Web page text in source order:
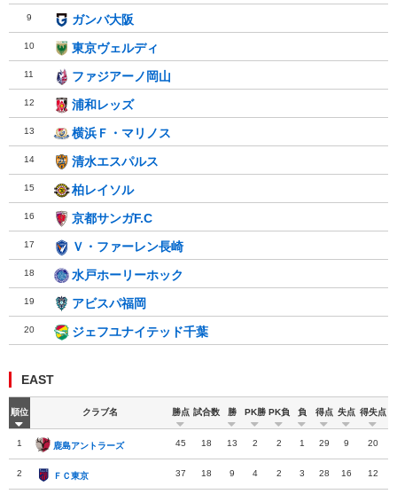
9 ガンバ大阪
ガンバ大阪
10 東京ヴェルディ
東京ヴェルディ
11 ファジアーノ岡山
ファジアーノ岡山
12 浦和レッズ
浦和レッズ
13 横浜Ｆ・マリノス
横浜Ｆ・マリノス
14 清水エスパルス
清水エスパルス
15 柏レイソル
柏レイソル
16 京都サンガF.C
京都サンガF.C
17 Ｖ・ファーレン長崎
Ｖ・ファーレン長崎
18 水戸ホーリーホック
水戸ホーリーホック
19 アビスパ福岡
アビスパ福岡
20 ジェフユナイテッド千葉
ジェフユナイテッド千葉
EAST
順位 クラブ名 勝点 試合数 勝 PK勝 PK負 負 得点 失点 得失点
1 鹿島アントラーズ
鹿島アントラーズ 45 18 13 2 2 1 29 9 20
2 ＦＣ東京
ＦＣ東京 37 18 9 4 2 3 28 16 12